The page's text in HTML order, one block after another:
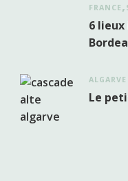
FRANCE
6
ALGARVE
Le